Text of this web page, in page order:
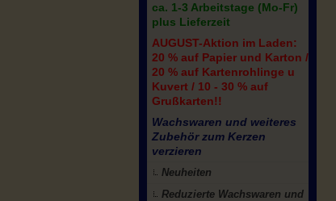
ca. 1-3 Arbeitstage (Mo-Fr)
plus Lieferzeit
AUGUST-Aktion im Laden:
20 % auf Papier und Karton /
20 % auf Kartenrohlinge u
Kuvert / 10 - 30 % auf
Grußkarten!!
Wachswaren und weiteres
Zubehör zum Kerzen
verzieren
Neuheiten
Reduzierte Wachswaren und